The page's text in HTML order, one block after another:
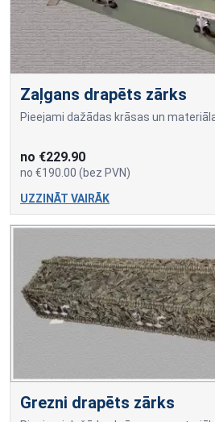
Zaļgans drapēts zārks
no €229.90
no €190.00 (bez PVN)
UZZINĀT VAIRĀK
Grezni drapēts zārks